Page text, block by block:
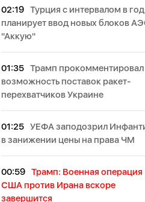
02:19 Турция с интервалом в год
планирует ввод новых блоков
"Аккую"
01:35 Трамп прокомментировал
возможность поставок ракет-
перехватчиков Украине
01:25 УЕФА заподозрил
в занижении цены на права ЧМ
00:59 Трамп: Военная операция
США против Ирана вскоре
завершится